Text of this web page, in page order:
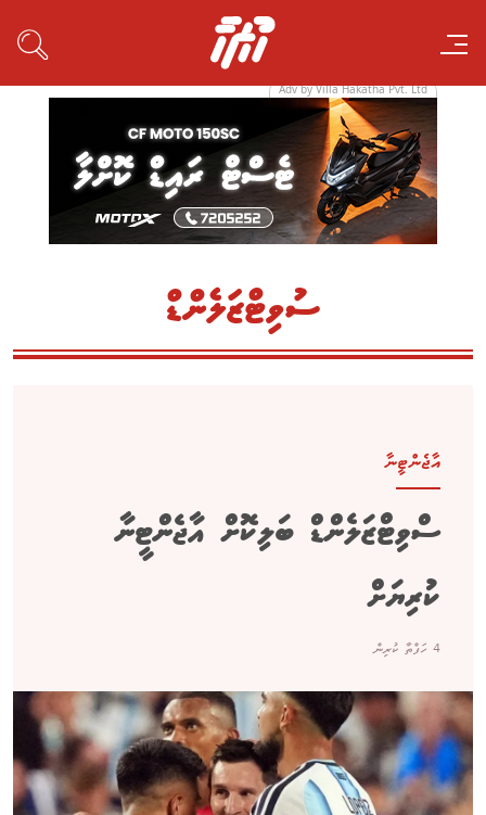
Adv by Villa Hakatha Pvt. Ltd
ސުވިޓްޒަލެންޑް
އާޖެންޓީނާ
ސްވިޓްޒަލެންޑް ބަލިކޮށް އާޖެންޓީނާ
ކުރިޔަށް
4 ހަފްތާ ކުރިން